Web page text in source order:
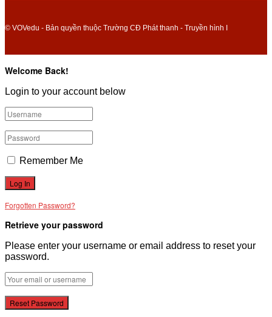
© VOVedu - Bản quyền thuộc Trường CĐ Phát thanh - Truyền hình I
Welcome Back!
Login to your account below
Remember Me
Forgotten Password?
Retrieve your password
Please enter your username or email address to reset your
password.